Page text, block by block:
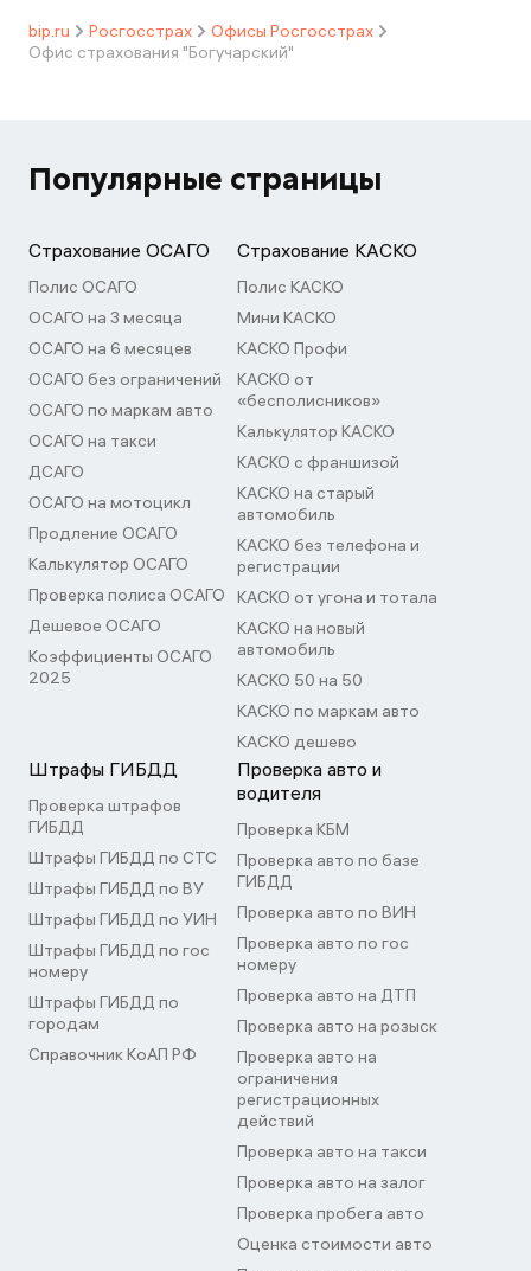
bip.ru Росгосстрах
Офисы Росгосстрах
Офис страхования "Богучарский"
Популярные страницы
Страхование ОСАГО
Полис ОСАГО
ОСАГО на 3 месяца
ОСАГО на 6 месяцев
ОСАГО без ограничений
ОСАГО по маркам авто
ОСАГО на такси
ДСАГО
ОСАГО на мотоцикл
Продление ОСАГО
Калькулятор ОСАГО
Проверка полиса ОСАГО
Дешевое ОСАГО
Коэффициенты ОСАГО
2025
Страхование КАСКО
Полис КАСКО
Мини КАСКО
КАСКО Профи
КАСКО от
«бесполисников»
Калькулятор КАСКО
КАСКО с франшизой
КАСКО на старый
автомобиль
КАСКО без телефона и
регистрации
КАСКО от угона и тотала
КАСКО на новый
автомобиль
КАСКО 50 на 50
КАСКО по маркам авто
КАСКО дешево
Штрафы ГИБДД
Проверка штрафов
ГИБДД
Штрафы ГИБДД по СТС
Штрафы ГИБДД по ВУ
Штрафы ГИБДД по УИН
Штрафы ГИБДД по гос
номеру
Штрафы ГИБДД по
городам
Справочник КоАП РФ
Проверка авто и
водителя
Проверка КБМ
Проверка авто по базе
ГИБДД
Проверка авто по ВИН
Проверка авто по гос
номеру
Проверка авто на ДТП
Проверка авто на розыск
Проверка авто на
ограничения
регистрационных
действий
Проверка авто на такси
Проверка авто на залог
Проверка пробега авто
Оценка стоимости авто